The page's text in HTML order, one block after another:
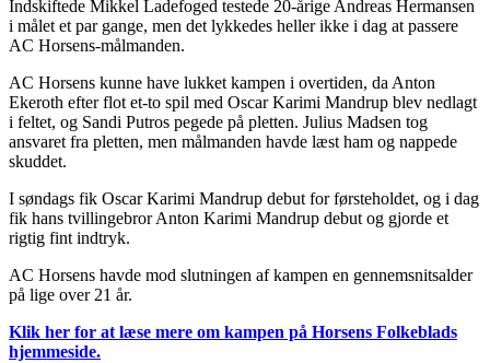
Indskiftede Mikkel Ladefoged testede 20-årige Andreas Hermansen
i målet et par gange, men det lykkedes heller ikke i dag at passere
AC Horsens-målmanden.
AC Horsens kunne have lukket kampen i overtiden, da Anton
Ekeroth efter flot et-to spil med Oscar Karimi Mandrup blev nedlagt
i feltet, og Sandi Putros pegede på pletten. Julius Madsen tog
ansvaret fra pletten, men målmanden havde læst ham og nappede
skuddet.
I søndags fik Oscar Karimi Mandrup debut for førsteholdet, og i dag
fik hans tvillingebror Anton Karimi Mandrup debut og gjorde et
rigtig fint indtryk.
AC Horsens havde mod slutningen af kampen en gennemsnitsalder
på lige over 21 år.
Klik her for at læse mere om kampen på Horsens Folkeblads
hjemmeside.